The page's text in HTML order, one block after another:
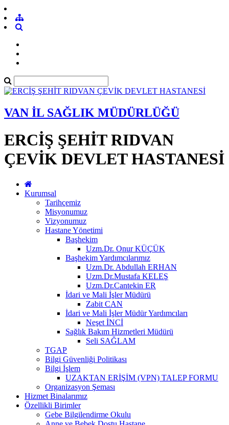
VAN İL SAĞLIK MÜDÜRLÜĞÜ
ERCİŞ ŞEHİT RIDVAN
ÇEVİK DEVLET HASTANESİ
Kurumsal
Tarihçemiz
Misyonumuz
Vizyonumuz
Hastane Yönetimi
Başhekim
Uzm.Dr. Onur KÜÇÜK
Başhekim Yardımcılarımız
Uzm.Dr. Abdullah ERHAN
Uzm.Dr.Mustafa KELEŞ
Uzm.Dr.Cantekin ER
İdari ve Mali İşler Müdürü
Zabit CAN
İdari ve Mali İşler Müdür Yardımcıları
Neşet İNCİ
Sağlık Bakım Hizmetleri Müdürü
Seli SAĞLAM
TGAP
Bilgi Güvenliği Politikası
Bilgi İşlem
UZAKTAN ERİŞİM (VPN) TALEP FORMU
Organizasyon Şeması
Hizmet Binalarımız
Özellikli Birimler
Gebe Bilgilendirme Okulu